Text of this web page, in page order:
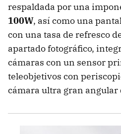
respaldada por una
100W, así como una
con una tasa de refresco
apartado fotográfico,
cámaras con un sensor
teleobjetivos con
cámara ultra gran angular